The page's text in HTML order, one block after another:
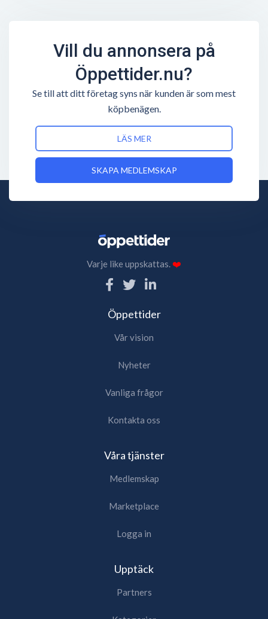
Vill du annonsera på
Öppettider.nu?
Se till att ditt företag syns när kunden är som mest
köpbenägen.
LÄS MER
SKAPA MEDLEMSKAP
Varje like uppskattas.❤️
Öppettider
Vår vision
Nyheter
Vanliga frågor
Kontakta oss
Våra tjänster
Medlemskap
Marketplace
Logga in
Upptäck
Partners